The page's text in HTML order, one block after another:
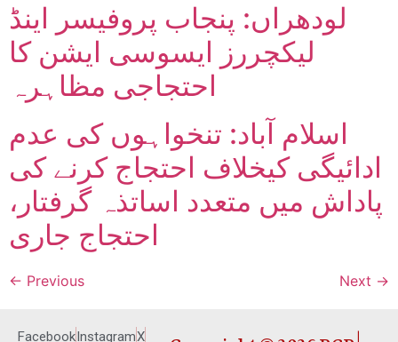
لودھراں: پنجاب پروفیسر اینڈ
لیکچررز ایسوسی ایشن کا
احتجاجی مظاہرہ
اسلام آباد: تنخواہوں کی عدم
ادائیگی کیخلاف احتجاج کرنے کی
پاداش میں متعدد اساتذہ گرفتار،
احتجاج جاری
← Previous Next →
FacebookInstagramX